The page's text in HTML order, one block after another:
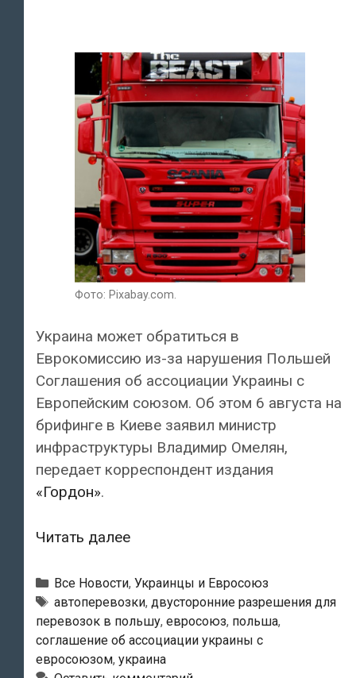
Фото: Pixabay.com.
Украина может обратиться в
Еврокомиссию из-за нарушения Польшей
Соглашения об ассоциации Украины с
Европейским союзом. Об этом 6 августа на
брифинге в Киеве заявил министр
инфраструктуры Владимир Омелян,
передает корреспондент издания
«Гордон».
Читать далееПольша
Соглашение
об
ассоциации
Украины
с
Рубрики
Все Новости, Украинцы и Евросоюз
Метки
автоперевозки, двусторонние разрешения для
перевозок в польшу, евросоюз, польша,
соглашение об ассоциации украины с
евросоюзом, украина